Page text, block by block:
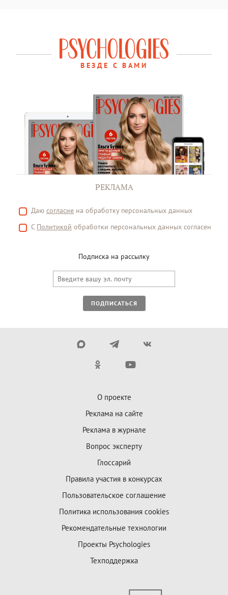
ВЕЗДЕ С ВАМИ
РЕКЛАМА
Даю согласие на обработку персональных данных
С Политикой обработки персональных данных согласен
Подписка на рассылку
ПОДПИСАТЬСЯ
О проекте
Реклама на сайте
Реклама в журнале
Вопрос эксперту
Глоссарий
Правила участия в конкурсах
Пользовательское соглашение
Политика использования cookies
Рекомендательные технологии
Проекты Psychologies
Техподдержка